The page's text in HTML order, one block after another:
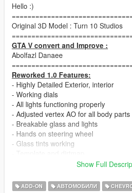
Hello :)
Original 3D Model : Turn 10 Studios
GTA V convert and Improve :
Abolfazl Danaee
Reworked 1.0 Features:
- Highly Detailed Exterior, interior
- Working dials
- All lights functioning properly
- Adjusted vertex AO for all body parts
- Breakable glass and lights
- Hands on steering wheel
- Glass tints working
- Realistic handling and speed
!! Pop-Up Lights available with tuning !!
Show Full
ADD-ON АВТОМОБИЛИ